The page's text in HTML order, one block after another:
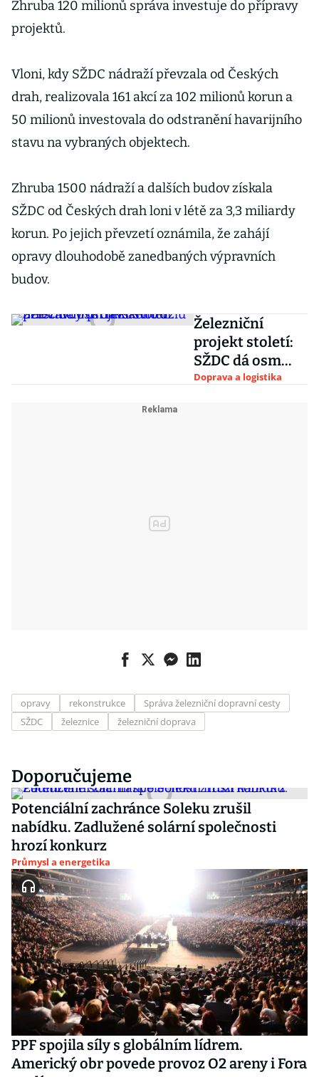
Zhruba 120 milionů správa investuje do přípravy
projektů.
Vloni, kdy SŽDC nádraží převzala od Českých
drah, realizovala 161 akcí za 102 milionů korun a
50 milionů investovala do odstranění havarijního
stavu na vybraných objektech.
Zhruba 1500 nádraží a dalších budov získala
SŽDC od Českých drah loni v létě za 3,3 miliardy
korun. Po jejich převzetí oznámila, že zahájí
opravy dlouhodobě zanedbaných výpravních
budov.
Železniční
projekt století:
SŽDC dá osm
miliard do
Doprava a logistika
opravy rekonstrukce
Správa železniční dopravní cesty
SŽDC
železnice železniční doprava
Doporučujeme
Potenciální zachránce Soleku zrušil
nabídku. Zadlužené solární společnosti
hrozí konkurz
Průmysl a energetika
PPF spojila síly s globálním lídrem.
Americký obr povede provoz O2 areny i Fora